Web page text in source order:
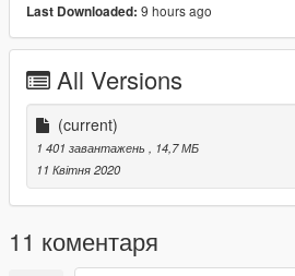
Credits:
Lowered/models fixes - RaddzModding
Model converted - RaddzModding
RSG Trailblazer - Inspector Sparkles
LED Univisor - Inspector Sparkles
Whelen Ion Spitfire - Inspector Sparkles
RSG Trailblazer Siren - Inspector
Emergency Vehicle Textures -
Last Downloaded: 9 hours ago
All Versions
(current)
1 401 завантажень , 14,7 МБ
11 Квітня 2020
11 коментаря